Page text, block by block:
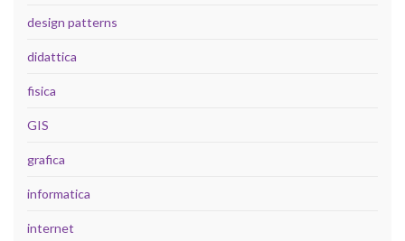
design patterns
didattica
fisica
GIS
grafica
informatica
internet